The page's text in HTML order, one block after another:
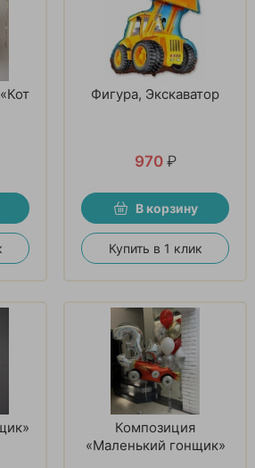
Фигура, Экскаватор
970 ₽
В корзину
Купить в 1 клик
Композиция
«Маленький гонщик»